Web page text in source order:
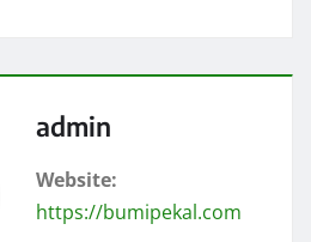
admin
Website:
https://bumipekal.com